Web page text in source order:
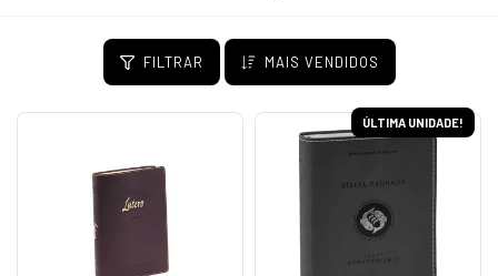
FILTRAR MAIS VENDIDOS
ÚLTIMA UNIDADE!